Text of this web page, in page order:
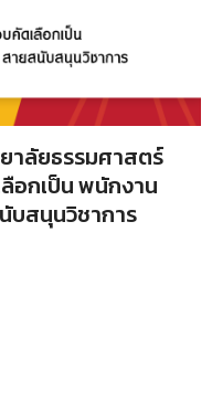
าลัยธรรมศาสตร์
อกเป็น พนักงาน
บสนุนวิชาการ